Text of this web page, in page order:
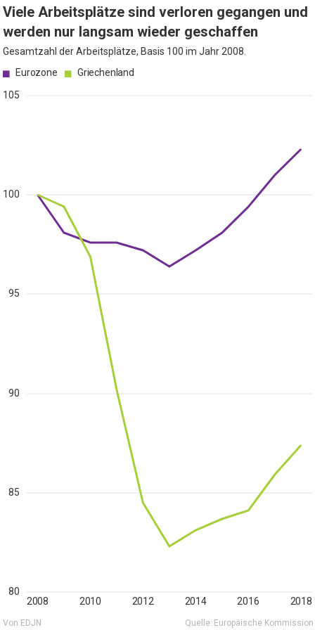
Viele Arbeitsplätze sind verloren gegangen und
werden nur langsam wieder geschaffen
Gesamtzahl der Arbeitsplätze, Basis 100 im Jahr 2008.
Eurozone Griechenland
2018
2016
2014
2012
2010
2008
80
85
90
95
100
105
Quelle: Europäische Kommission
Von EDJN